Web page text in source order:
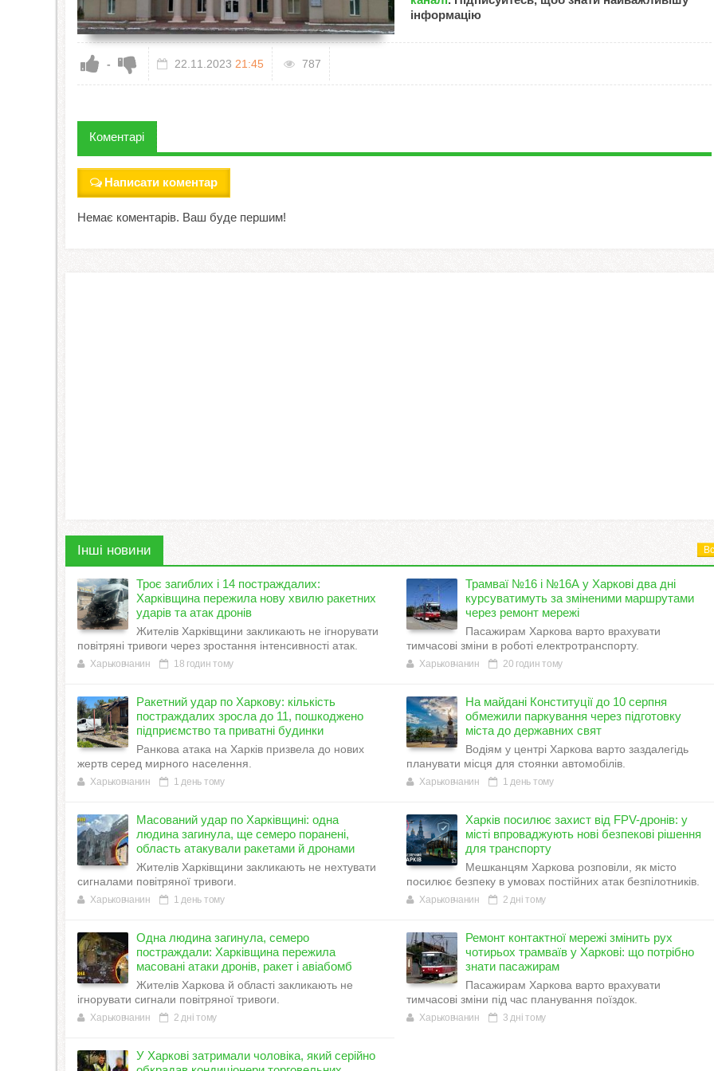
інформацію
- 22.11.2023 21:45 787
Коментарі
Написати коментар
Немає коментарів. Ваш буде першим!
Інші новини
Троє загиблих і 14 постраждалих:
Харківщина пережила нову хвилю ракетних
ударів та атак дронів
Жителів Харківщини закликають не ігнорувати
повітряні тривоги через зростання інтенсивності атак.
Харьковчанин 18 годин тому
Трамваї №16 і №16А у Харкові два дні
курсуватимуть за зміненими маршрутами
через ремонт мережі
Пасажирам Харкова варто врахувати
тимчасові зміни в роботі електротранспорту.
Харьковчанин 20 годин тому
Ракетний удар по Харкову: кількість
постраждалих зросла до 11, пошкоджено
підприємство та приватні будинки
Ранкова атака на Харків призвела до нових
жертв серед мирного населення.
Харьковчанин 1 день тому
На майдані Конституції до 10 серпня
обмежили паркування через підготовку
міста до державних свят
Водіям у центрі Харкова варто заздалегідь
планувати місця для стоянки автомобілів.
Харьковчанин 1 день тому
Масований удар по Харківщині: одна
людина загинула, ще семеро поранені,
область атакували ракетами й дронами
Жителів Харківщини закликають не нехтувати
сигналами повітряної тривоги.
Харьковчанин 1 день тому
Харків посилює захист від FPV-дронів: у
місті впроваджують нові безпекові рішення
для транспорту
Мешканцям Харкова розповіли, як місто
посилює безпеку в умовах постійних атак безпілотників.
Харьковчанин 2 дні тому
Одна людина загинула, семеро
постраждали: Харківщина пережила
масовані атаки дронів, ракет і авіабомб
Жителів Харкова й області закликають не
ігнорувати сигнали повітряної тривоги.
Харьковчанин 2 дні тому
Ремонт контактної мережі змінить рух
чотирьох трамваїв у Харкові: що потрібно
знати пасажирам
Пасажирам Харкова варто врахувати
тимчасові зміни під час планування поїздок.
Харьковчанин 3 дні тому
У Харкові затримали чоловіка, який серійно